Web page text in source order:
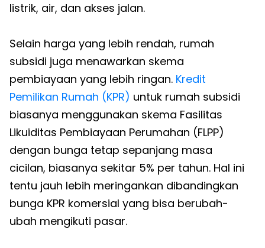
listrik, air, dan akses jalan.
Selain harga yang lebih rendah, rumah
subsidi juga menawarkan skema
pembiayaan yang lebih ringan. Kredit
Pemilikan Rumah (KPR) untuk rumah subsidi
biasanya menggunakan skema Fasilitas
Likuiditas Pembiayaan Perumahan (FLPP)
dengan bunga tetap sepanjang masa
cicilan, biasanya sekitar 5% per tahun. Hal ini
tentu jauh lebih meringankan dibandingkan
bunga KPR komersial yang bisa berubah-
ubah mengikuti pasar.